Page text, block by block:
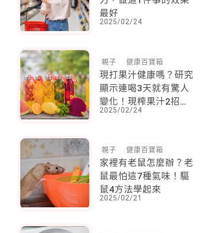
最好
2025/02/24
親子 健康百寶箱
現打果汁健康嗎？研究
顯示連喝3天就有驚人
變化！現榨果汁2招逆
轉安心喝
2025/02/24
親子 健康百寶箱
家裡有老鼠怎麼辦？老
鼠最怕這7種氣味！驅
鼠4方法學起來
2025/02/21